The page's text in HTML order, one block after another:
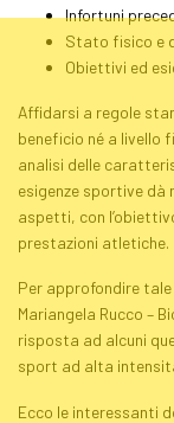
Infortuni
Stato fisico e
Obiettivi ed
Affidarsi a regole
beneficio né a livello
analisi delle
esigenze sportive dà
aspetti, con
prestazioni atletiche.
Per approfondire
Mariangela Rucco –
risposta ad alcuni
sport ad alta
Ecco le interessanti